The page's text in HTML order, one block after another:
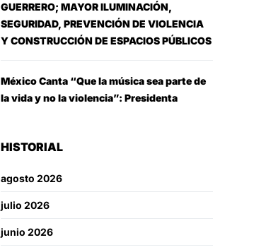
GUERRERO; MAYOR ILUMINACIÓN,
SEGURIDAD, PREVENCIÓN DE VIOLENCIA
Y CONSTRUCCIÓN DE ESPACIOS PÚBLICOS
México Canta “Que la música sea parte de
la vida y no la violencia”: Presidenta
HISTORIAL
agosto 2026
julio 2026
junio 2026